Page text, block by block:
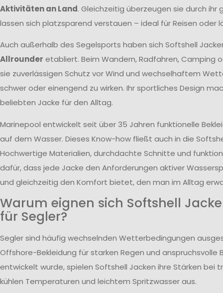
Aktivitäten an Land. Gleichzeitig überzeugen sie durch ihr
lassen sich platzsparend verstauen – ideal für Reisen oder
Auch außerhalb des Segelsports haben sich Softshell
Allrounder etabliert. Beim Wandern, Radfahren, Camping
sie zuverlässigen Schutz vor Wind und wechselhaftem
schwer oder einengend zu wirken. Ihr sportliches Design
beliebten Jacke für den Alltag.
Marinepool entwickelt seit über 35 Jahren funktionelle
auf dem Wasser. Dieses Know-how fließt auch in die
Hochwertige Materialien, durchdachte Schnitte und
dafür, dass jede Jacke den Anforderungen aktiver
und gleichzeitig den Komfort bietet, den man im Alltag
Warum eignen sich Softshell
für Segler?
Segler sind häufig wechselnden Wetterbedingungen
Offshore-Bekleidung für starken Regen und anspruchsvolle
entwickelt wurde, spielen Softshell Jacken ihre Stärken bei
kühlen Temperaturen und leichtem Spritzwasser aus.